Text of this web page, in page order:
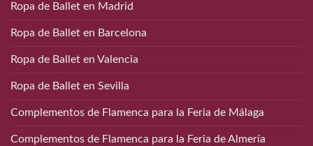
Ropa de Ballet en Madrid
Ropa de Ballet en Barcelona
Ropa de Ballet en Valencia
Ropa de Ballet en Sevilla
Complementos de Flamenca para la Feria de Málaga
Complementos de Flamenca para la Feria de Almería